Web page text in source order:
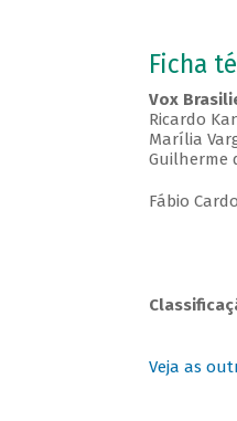
Ficha
Vox
Ricardo
Marília
Guilherme
Fábio
Veja as